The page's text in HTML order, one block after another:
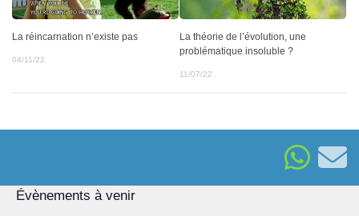
La réincarnation n’existe pas
04/11/22
La théorie de l’évolution, une
problématique insoluble ?
11/07/22
Évènements à venir